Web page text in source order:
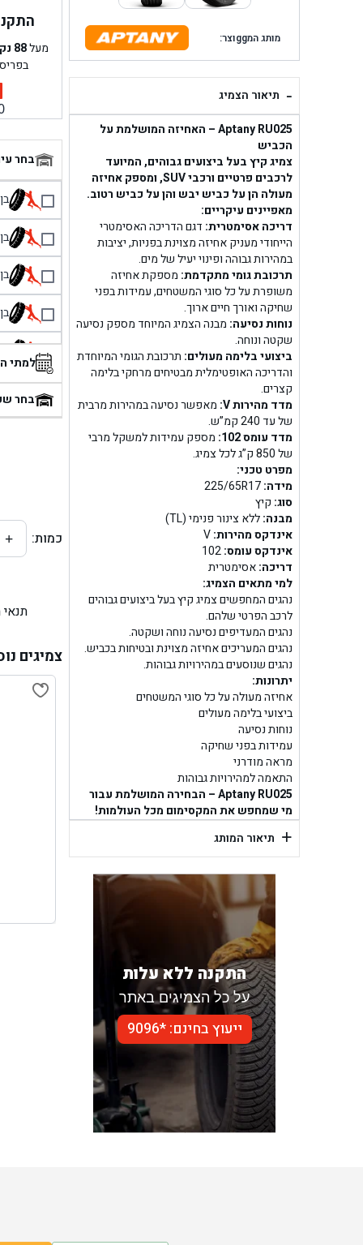
מותג המggוצר:
- תיאור הצמיג
Aptany RU025 – האחיזה המושלמת על
הכביש
צמיג קיץ בעל ביצועים גבוהים, המיועד
לרכבים פרטיים ורכבי SUV, ומספק אחיזה
מעולה הן על כביש יבש והן על כביש רטוב.
מאפיינים עיקריים:
דריכה אסימטרית: דגם הדריכה האסימטרי
הייחודי מעניק אחיזה מצוינת בפניות, יציבות
במהירות גבוהה ופינוי יעיל של מים.
תרכובת גומי מתקדמת: מספקת אחיזה
משופרת על כל סוגי המשטחים, עמידות בפני
שחיקה ואורך חיים ארוך.
נוחות נסיעה: מבנה הצמיג המיוחד מספק נסיעה
שקטה ונוחה.
ביצועי בלימה מעולים: תרכובת הגומי המיוחדת
והדריכה האופטימלית מבטיחים מרחקי בלימה
קצרים.
מדד מהירות V:
מאפשר נסיעה במהירות מרבית
של עד 240 קמ”ש.
מדד עומס 102:
מספק עמידות למשקל מרבי
של 850 ק”ג לכל צמיג.
מפרט טכני:
מידה:
סוג: קיץ
מבנה:ללא צינור פנימי (TL)
אינדקס מהירות:
אינדקס עומס:
דריכה:אסימטרית
למי מתאים הצמיג:
נהגים המחפשים צמיג קיץ בעל ביצועים גבוהים
לרכב הפרטי שלהם.
נהגים המעדיפים נסיעה נוחה ושקטה.
נהגים המעריכים אחיזה מצוינת ובטיחות בכביש.
נהגים שנוסעים במהירויות גבוהות.
יתרונות:
אחיזה מעולה על כל סוגי המשטחים
ביצועי בלימה מעולים
נוחות נסיעה
עמידות בפני שחיקה
מראה מודרני
התאמה למהירויות גבוהות
Aptany RU025 – הבחירה המושלמת עבור
מי שמחפש את המקסימום מכל העולמות!
+ תיאור המותג
התקנה ללא עלות
על כל הצמיגים באתר
ייעוץ בחינם: *9096
מעל88
בחר
בן
בן
בן
בן
בן
בן
למתי
בחר
כמות: +
צמיגים